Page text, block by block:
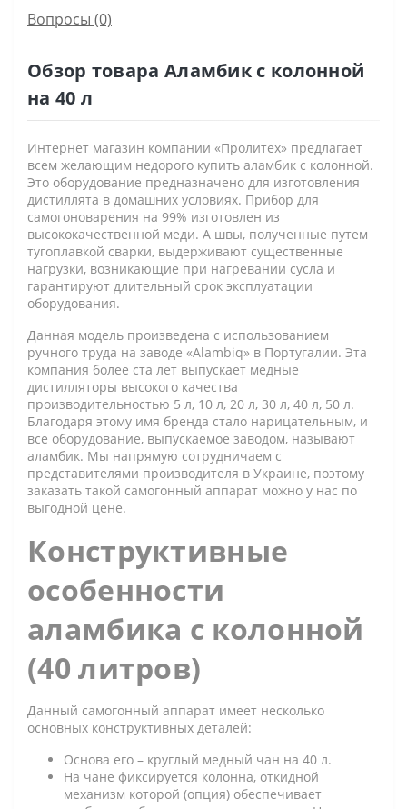
Вопросы (0)
Обзор товара Аламбик с колонной
на 40 л
Интернет магазин компании «Пролитех» предлагает
всем желающим недорого купить аламбик с колонной.
Это оборудование предназначено для изготовления
дистиллята в домашних условиях. Прибор для
самогоноварения на 99% изготовлен из
высококачественной меди. А швы, полученные путем
тугоплавкой сварки, выдерживают существенные
нагрузки, возникающие при нагревании сусла и
гарантируют длительный срок эксплуатации
оборудования.
Данная модель произведена с использованием
ручного труда на заводе «Alambiq» в Португалии. Эта
компания более ста лет выпускает медные
дистилляторы высокого качества
производительностью 5 л, 10 л, 20 л, 30 л, 40 л, 50 л.
Благодаря этому имя бренда стало нарицательным, и
все оборудование, выпускаемое заводом, называют
аламбик. Мы напрямую сотрудничаем с
представителями производителя в Украине, поэтому
заказать такой самогонный аппарат можно у нас по
выгодной цене.
Конструктивные
особенности
аламбика с колонной
(40 литров)
Данный самогонный аппарат имеет несколько
основных конструктивных деталей:
Основа его – круглый медный чан на 40 л.
На чане фиксируется колонна, откидной
механизм которой (опция) обеспечивает